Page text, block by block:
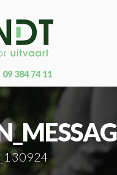
09 384 74 11